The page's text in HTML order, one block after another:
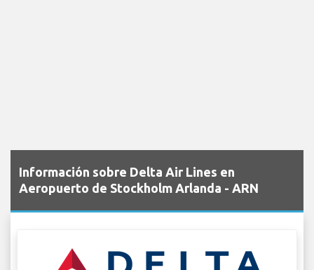
Información sobre Delta Air Lines en
Aeropuerto de Stockholm Arlanda - ARN